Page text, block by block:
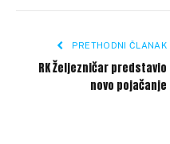
PRETHODNI ČLANAK
RK Željezničar predstavio
novo pojačanje